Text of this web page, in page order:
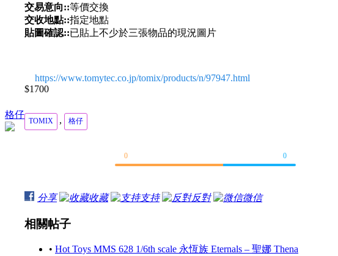
格仔
交易意向::等價交換
交收地點::指定地點
貼圖確認::已貼上不少於三張物品的現況圖片
https://www.tomytec.co.jp/tomix/products/n/97947.html
$1700
TOMIX , 格仔
0
0
分享 收藏 支持 反對 微信
相關帖子
• Hot Toys MMS 628 1/6th scale 永恆族 Eternals – 聖娜 Thena